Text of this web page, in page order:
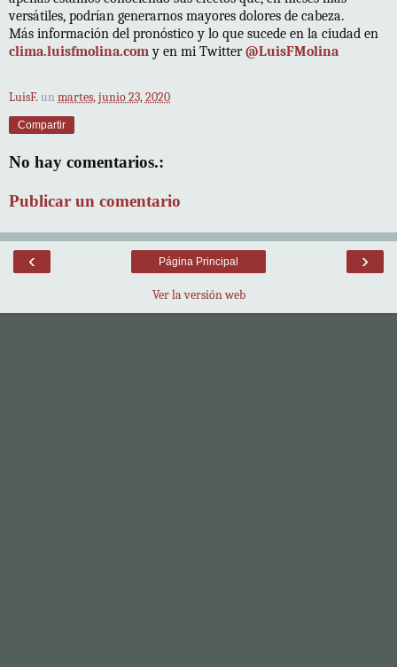
versátiles, podrían generarnos mayores dolores de cabeza.
Más información del pronóstico y lo que sucede en la ciudad en
clima.luisfmolina.com y en mi Twitter@LuisFMolina
LuisF. un martes, junio 23, 2020
Compartir
No hay comentarios.:
Publicar un comentario
‹ ›
Página Principal
Ver la versión web